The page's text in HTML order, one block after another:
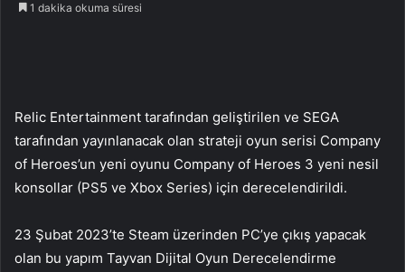
1 dakika okuma süresi
Relic Entertainment tarafından geliştirilen ve SEGA
tarafından yayınlanacak olan strateji oyun serisi Company
of Heroes’un yeni oyunu Company of Heroes 3 yeni nesil
konsollar (PS5 ve Xbox Series) için derecelendirildi.
23 Şubat 2023’te Steam üzerinden PC’ye çıkış yapacak
olan bu yapım Tayvan Dijital Oyun Derecelendirme